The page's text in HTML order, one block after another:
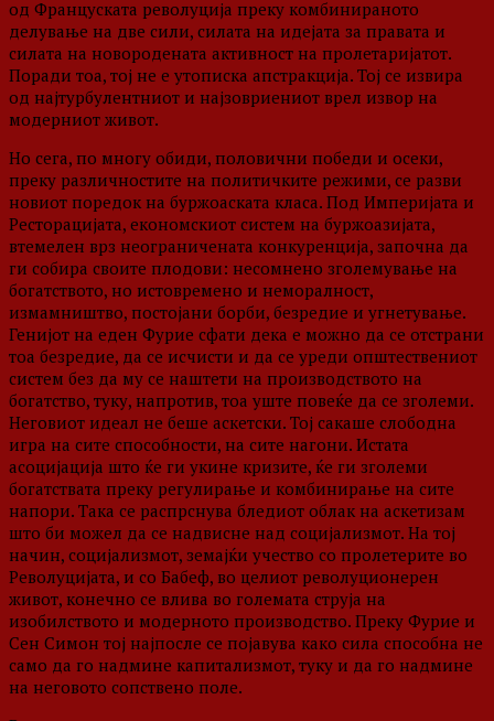
од Француската револуција преку комбинираното
делување на две сили, силата на идејата за правата и
силата на новородената активност на пролетаријатот.
Поради тоа, тој не е утописка апстракција. Тој се извира
од најтурбулентниот и најзовриениот врел извор на
модерниот живот.
Но сега, по многу обиди, половични победи и осеки,
преку различностите на политичките режими, се разви
новиот поредок на буржоаската класа. Под Империјата и
Ресторацијата, економскиот систем на буржоазијата,
втемелен врз неограничената конкуренција, започна да
ги собира своите плодови: несомнено зголемување на
богатството, но истовремено и неморалност,
измамништво, постојани борби, безредие и угнетување.
Генијот на еден Фурие сфати дека е можно да се отстрани
тоа безредие, да се исчисти и да се уреди општествениот
систем без да му се наштети на производството на
богатство, туку, напротив, тоа уште повеќе да се зголеми.
Неговиот идеал не беше аскетски. Тој сакаше слободна
игра на сите способности, на сите нагони. Истата
асоцијација што ќе ги укине кризите, ќе ги зголеми
богатствата преку регулирање и комбинирање на сите
напори. Така се распрснува бледиот облак на аскетизам
што би можел да се надвисне над социјализмот. На тој
начин, социјализмот, земајќи учество со пролетерите во
Револуцијата, и со Бабеф, во целиот револуционерен
живот, конечно се влива во големата струја на
изобилството и модерното производство. Преку Фурие и
Сен Симон тој најпосле се појавува како сила способна не
само да го надмине капитализмот, туку и да го надмине
на неговото сопствено поле.